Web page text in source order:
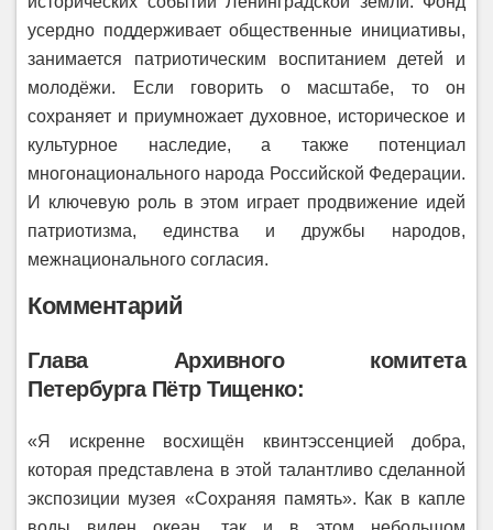
усердно поддерживает общественные инициативы,
занимается патриотическим воспитанием детей и
молодёжи. Если говорить о масштабе, то он
сохраняет и приумножает духовное, историческое и
культурное наследие, а также потенциал
многонационального народа Российской Федерации.
И ключевую роль в этом играет продвижение идей
патриотизма, единства и дружбы народов,
межнационального согласия.
Комментарий
Глава Архивного комитета
Петербурга Пётр Тищенко:
«Я искренне восхищён квинтэссенцией добра,
которая представлена в этой талантливо сделанной
экспозиции музея «Сохраняя память». Как в капле